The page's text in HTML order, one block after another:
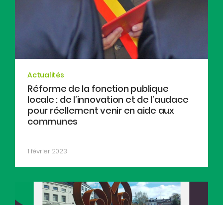
Actualités
Réforme de la fonction publique
locale : de l’innovation et de l’audace
pour réellement venir en aide aux
communes
1 février 2023